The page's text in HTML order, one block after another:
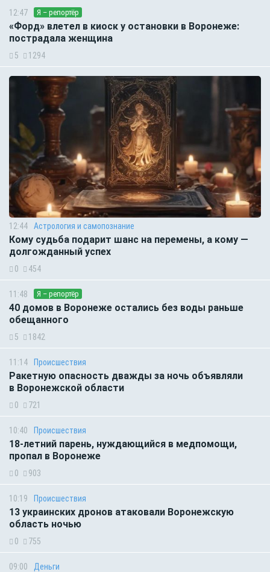
12:47 Я – репортёр
«Форд» влетел в киоск у остановки в Воронеже:
пострадала женщина
5 1294
12:44 Астрология и самопознание
Кому судьба подарит шанс на перемены, а кому —
долгожданный успех
0 454
11:48 Я – репортёр
40 домов в Воронеже остались без воды раньше
обещанного
5 1842
11:14 Происшествия
Ракетную опасность дважды за ночь объявляли
в Воронежской области
0 721
10:40 Происшествия
18-летний парень, нуждающийся в медпомощи,
пропал в Воронеже
0 903
10:19 Происшествия
13 украинских дронов атаковали Воронежскую
область ночью
0 755
09:00 Деньги